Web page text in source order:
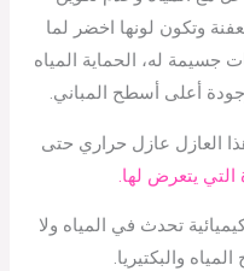
وتكون لونها اخضر لما
جسيمة له، الحماية المياه
أعلى أسطح المباني.
العازل عازل حراري حتى
يتعرض لها.
تحدث في المياه ولا
والبكتيريا.